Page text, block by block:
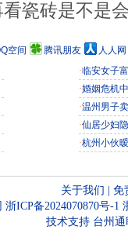
瓷砖是不是
空间 腾讯朋友
人人网
·临安女子
·婚姻危机
·温州男子
·仙居少妇
·杭州小伙
关于我们
免
浙ICP备2024070870号-1
技术支持 台州